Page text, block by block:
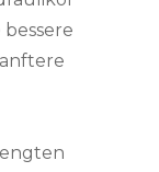
bessere